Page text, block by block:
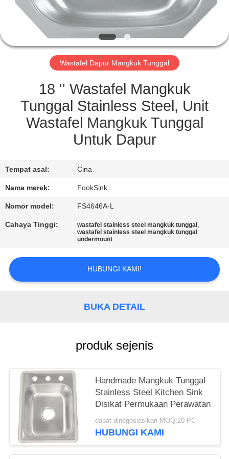
KUALITAS
HUBUNGI
KAMI
PERMINTAAN
PENAWARAN
PRIVACY
POLICY
Wastafel Dapur Mangkuk Tunggal
18 '' Wastafel Mangkuk
Tunggal Stainless Steel, Unit
Wastafel Mangkuk Tunggal
Untuk Dapur
Tempat asal: Cina
Nama merek: FookSink
Nomor model: FS4646A-L
Cahaya Tinggi: wastafel stainless steel mangkuk tunggal ,
wastafel stainless steel mangkuk tunggal
undermount
HUBUNGI KAMI!
BUKA DETAIL
produk sejenis
Handmade Mangkuk Tunggal
Stainless Steel Kitchen Sink
Disikat Permukaan Perawatan
dapat dinegosiasikan MOQ:20 PC
HUBUNGI KAMI